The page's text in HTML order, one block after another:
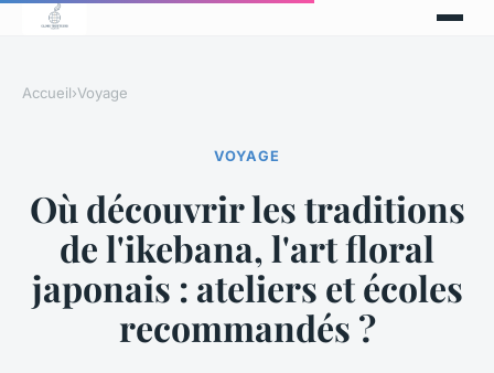
Accueil›Voyage
VOYAGE
Où découvrir les traditions
de l'ikebana, l'art floral
japonais : ateliers et écoles
recommandés ?